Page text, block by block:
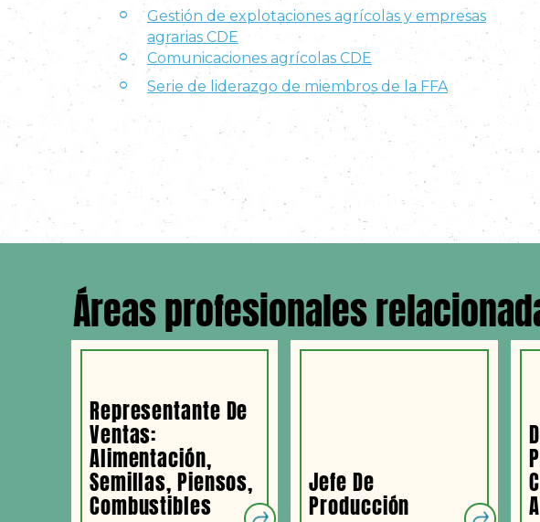
Gestión de explotaciones agrícolas y empresas
agrarias CDE
Comunicaciones agrícolas CDE
Serie de liderazgo de miembros de la FFA
Áreas profesionales
Representante De
Ventas:
Alimentación,
Semillas, Piensos,
Combustibles
Jefe De
Producción